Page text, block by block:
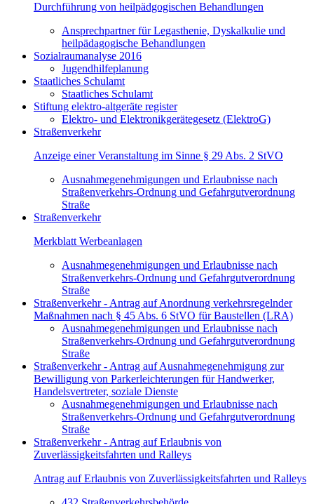
Durchführung von heilpädgogischen Behandlungen
Ansprechpartner für Legasthenie, Dyskalkulie und
heilpädagogische Behandlungen
Sozialraumanalyse 2016
Jugendhilfeplanung
Staatliches Schulamt
Staatliches Schulamt
Stiftung elektro-altgeräte register
Elektro- und Elektronikgerätegesetz (ElektroG)
Straßenverkehr
Anzeige einer Veranstaltung im Sinne § 29 Abs. 2 StVO
Ausnahmegenehmigungen und Erlaubnisse nach
Straßenverkehrs-Ordnung und Gefahrgutverordnung
Straße
Straßenverkehr
Merkblatt Werbeanlagen
Ausnahmegenehmigungen und Erlaubnisse nach
Straßenverkehrs-Ordnung und Gefahrgutverordnung
Straße
Straßenverkehr - Antrag auf Anordnung verkehrsregelnder
Maßnahmen nach § 45 Abs. 6 StVO für Baustellen (LRA)
Ausnahmegenehmigungen und Erlaubnisse nach
Straßenverkehrs-Ordnung und Gefahrgutverordnung
Straße
Straßenverkehr - Antrag auf Ausnahmegenehmigung zur
Bewilligung von Parkerleichterungen für Handwerker,
Handelsvertreter, soziale Dienste
Ausnahmegenehmigungen und Erlaubnisse nach
Straßenverkehrs-Ordnung und Gefahrgutverordnung
Straße
Straßenverkehr - Antrag auf Erlaubnis von
Zuverlässigkeitsfahrten und Ralleys
Antrag auf Erlaubnis von Zuverlässigkeitsfahrten und Ralleys